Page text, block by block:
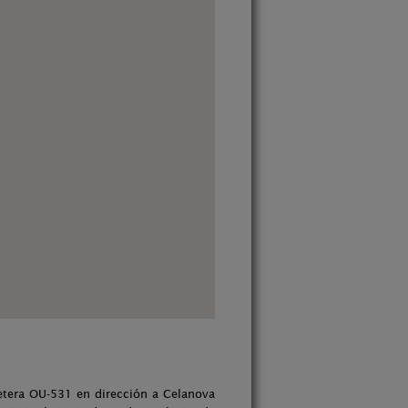
OU-531 en dirección a Celanova